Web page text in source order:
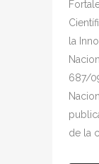
la
687/
de la